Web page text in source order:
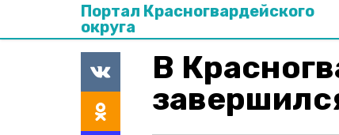
Портал Красногвардейского
округа
В